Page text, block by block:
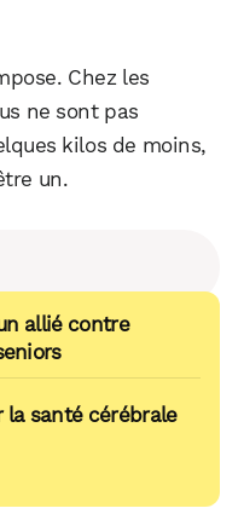
Chez les
ne sont pas
kilos de moins,
un.
allié contre
la santé cérébrale